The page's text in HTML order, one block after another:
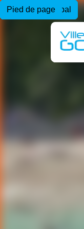
Menu principal
Contenu principal
Pied de page